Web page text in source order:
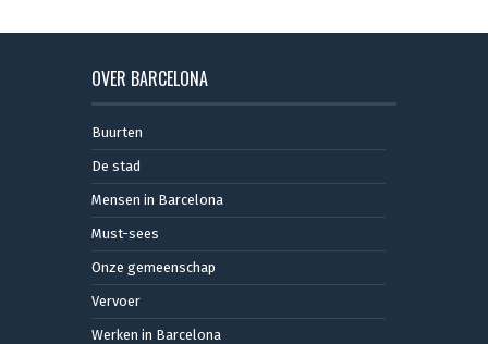
OVER BARCELONA
Buurten
De stad
Mensen in Barcelona
Must-sees
Onze gemeenschap
Vervoer
Werken in Barcelona